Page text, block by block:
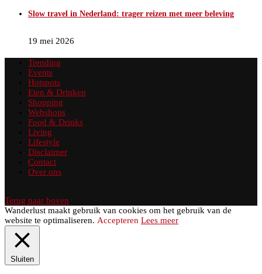
Slow travel in Nederland: trager reizen met meer beleving
19 mei 2026
Trending
Events
Hotspots
Eten & Drinken
Shopping
Webshops
Food & Drinks
Living
Lifestyle
Disclaimer
Contact
Over ons
Terug naar boven
Wanderlust maakt gebruik van cookies om het gebruik van de
website te optimaliseren. Accepteren Lees meer
Sluiten